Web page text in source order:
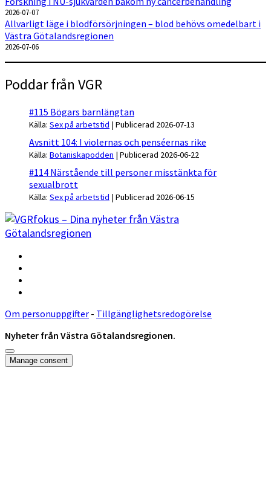
2026-07-07
Allvarligt läge i blodförsörjningen – blod behövs omedelbart i
Västra Götalandsregionen
2026-07-06
Poddar från VGR
#115 Bögars barnlängtan
Källa: Sex på arbetstid Publicerad 2026-07-13
Avsnitt 104: I violernas och penséernas rike
Källa: Botaniskapodden Publicerad 2026-06-22
#114 Närstående till personer misstänkta för
sexualbrott
Källa: Sex på arbetstid Publicerad 2026-06-15
Om personuppgifter - Tillgänglighetsredogörelse
Nyheter från Västra Götalandsregionen.
Rulla
till
Manage consent